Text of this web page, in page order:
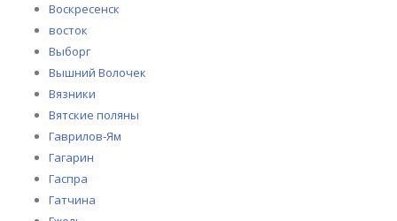
Воскресенск
восток
Выборг
Вышний Волочек
Вязники
Вятские поляны
Гаврилов-Ям
Гагарин
Гаспра
Гатчина